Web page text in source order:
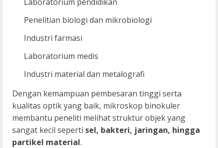
Penelitian biologi dan mikrobiologi
Industri farmasi
Laboratorium medis
Industri material dan metalografi
Dengan kemampuan pembesaran tinggi serta
kualitas optik yang baik, mikroskop binokuler
membantu peneliti melihat struktur objek yang
sangat kecil seperti sel, bakteri, jaringan, hingga
partikel material.